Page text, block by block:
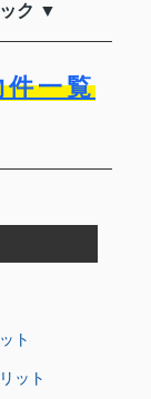
ク ▼
件一覧
ト
ット